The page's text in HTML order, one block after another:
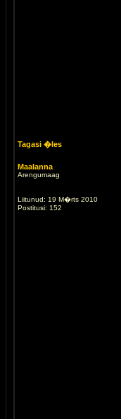
Tagasi �les
Maalanna
Arengumaag
Liitunud: 19 M�rts 2010
Postitusi: 152